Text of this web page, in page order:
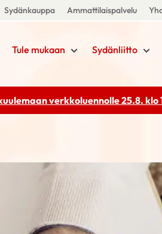
Sydänkauppa Ammattilaispalvelu
Tule mukaan Sydänliitto
verkkoluennolle 25.8. klo